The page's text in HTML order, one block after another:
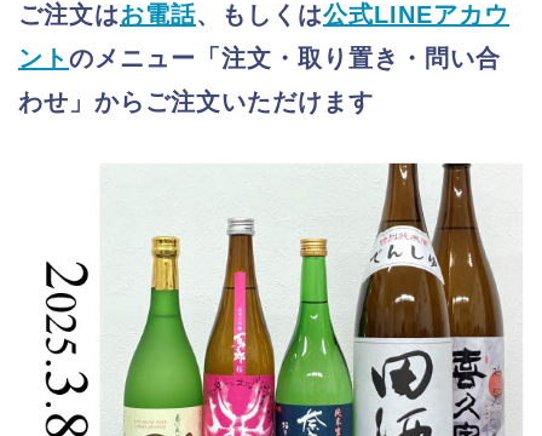
ご注文はお電話、もしくは公式LINEアカウ
ント のメニュー「注文・取り置き・問い合
わせ」からご注文いただけます